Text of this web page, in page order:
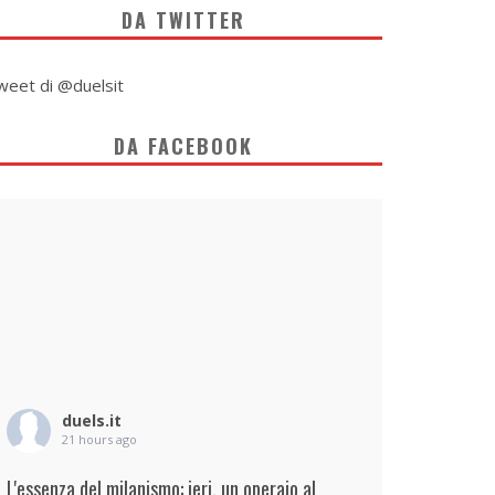
DA TWITTER
di @duelsit
DA FACEBOOK
duels.it
21 hours ago
L'essenza del milanismo: ieri, un operaio al